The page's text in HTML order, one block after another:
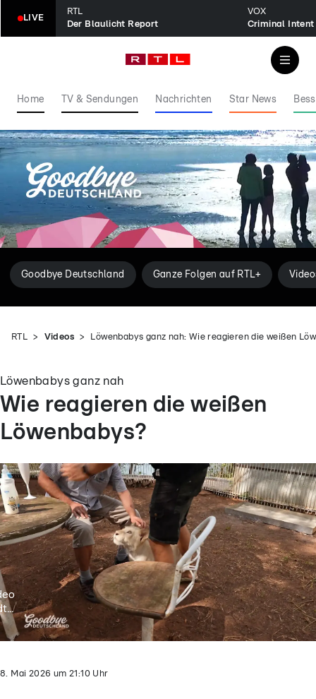
LIVE
RTL
Der Blaulicht Report
VOX
Home TV & Sendungen Nachrichten Star News
Goodbye Deutschland Ganze Folgen auf RTL+
RTL Videos Löwenbabys ganz nah: Wie reagieren die weißen
Löwenbabys ganz nah
Wie reagieren die weißen
Löwenbabys?
8. Mai 2026 um 21:10 Uhr